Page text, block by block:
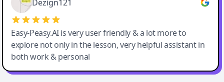
Dezign121
Easy-Peasy.AI is very user friendly & a lot more to
explore not only in the lesson, very helpful assistant in
both work & personal